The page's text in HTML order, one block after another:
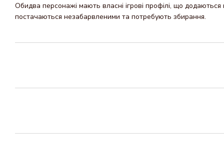
Обидва персонажі мають власні ігрові профілі, що додаються
постачаються незабарвленими та потребують збирання.